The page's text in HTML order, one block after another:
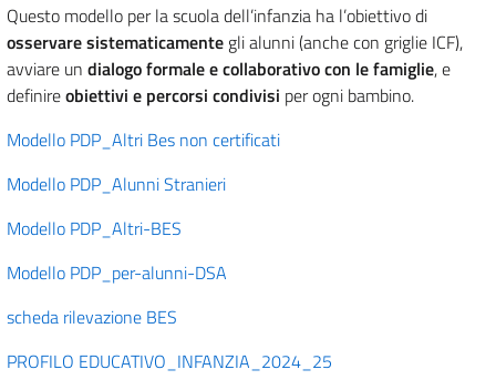
Questo modello per la scuola dell’infanzia ha l’obiettivo di
osservare sistematicamente gli alunni (anche con griglie ICF),
avviare un dialogo formale e collaborativo con le famiglie, e
definireobiettivi e percorsi condivisi per ogni bambino.
Modello PDP_Altri Bes non certificati
Modello PDP_Alunni Stranieri
Modello PDP_Altri-BES
Modello PDP_per-alunni-DSA
scheda rilevazione BES
PROFILO EDUCATIVO_INFANZIA_2024_25